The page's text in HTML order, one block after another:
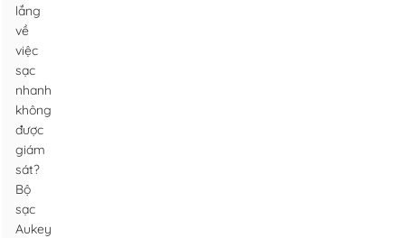
lắng
về
việc
sạc
nhanh
không
được
giám
sát?
Bộ
sạc
Aukey